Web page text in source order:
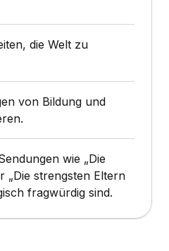
die Welt zu
von Bildung und
wie „Die
„Die strengsten Eltern
fragwürdig sind.